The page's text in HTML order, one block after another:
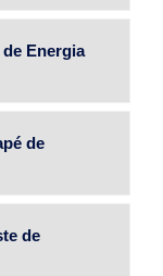
Energia
de
de